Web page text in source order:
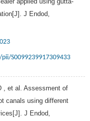
J Endod
S0099239917309433
, et al. Assessment of
canals using different
J Endod